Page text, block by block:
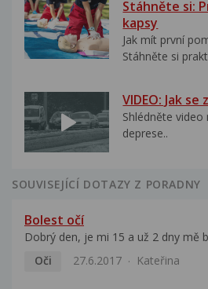
Stáhněte si:
kapsy
Jak mít první
Stáhněte si
VIDEO: Jak
Shlédněte
deprese..
SOUVISEJÍCÍ DOTAZY Z PORADNY
Bolest očí
Dobrý den, je mi 15 a už 2 dny mě
Oči
27.6.2017 Kateřina